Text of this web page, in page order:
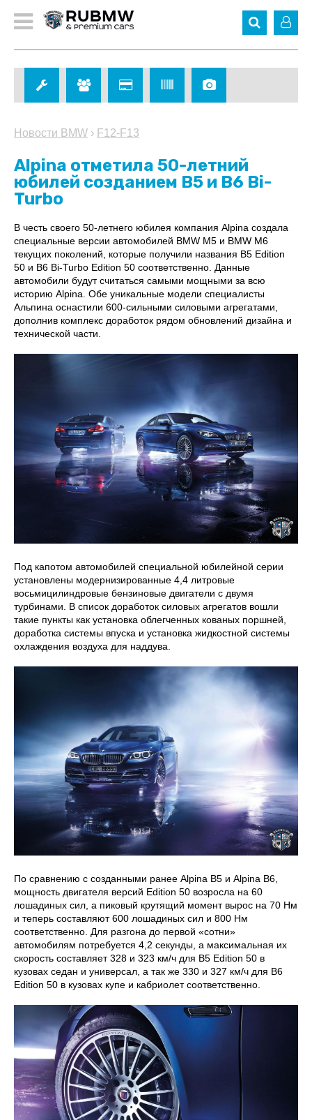
Новости BMW › F12-F13
Alpina отметила 50-летний
юбилей созданием B5 и B6 Bi-
Turbo
В честь своего 50-летнего юбилея компания Alpina создала
специальные версии автомобилей BMW M5 и BMW M6
текущих поколений, которые получили названия B5 Edition
50 и B6 Bi-Turbo Edition 50 соответственно. Данные
автомобили будут считаться самыми мощными за всю
историю Alpina. Обе уникальные модели специалисты
Альпина оснастили 600-сильными силовыми агрегатами,
дополнив комплекс доработок рядом обновлений дизайна и
технической части.
Под капотом автомобилей специальной юбилейной серии
установлены модернизированные 4,4 литровые
восьмицилиндровые бензиновые двигатели с двумя
турбинами. В список доработок силовых агрегатов вошли
такие пункты как установка облегченных кованых поршней,
доработка системы впуска и установка жидкостной системы
охлаждения воздуха для наддува.
По сравнению с созданными ранее Alpina B5 и Alpina B6,
мощность двигателя версий Edition 50 возросла на 60
лошадиных сил, а пиковый крутящий момент вырос на 70 Нм
и теперь составляют 600 лошадиных сил и 800 Нм
соответственно. Для разгона до первой «сотни»
автомобилям потребуется 4,2 секунды, а максимальная их
скорость составляет 328 и 323 км/ч для B5 Edition 50 в
кузовах седан и универсал, а так же 330 и 327 км/ч для B6
Edition 50 в кузовах купе и кабриолет соответственно.